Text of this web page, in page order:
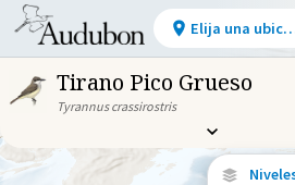
Tirano Pico Grueso
Tyrannus crassirostris
Elija una